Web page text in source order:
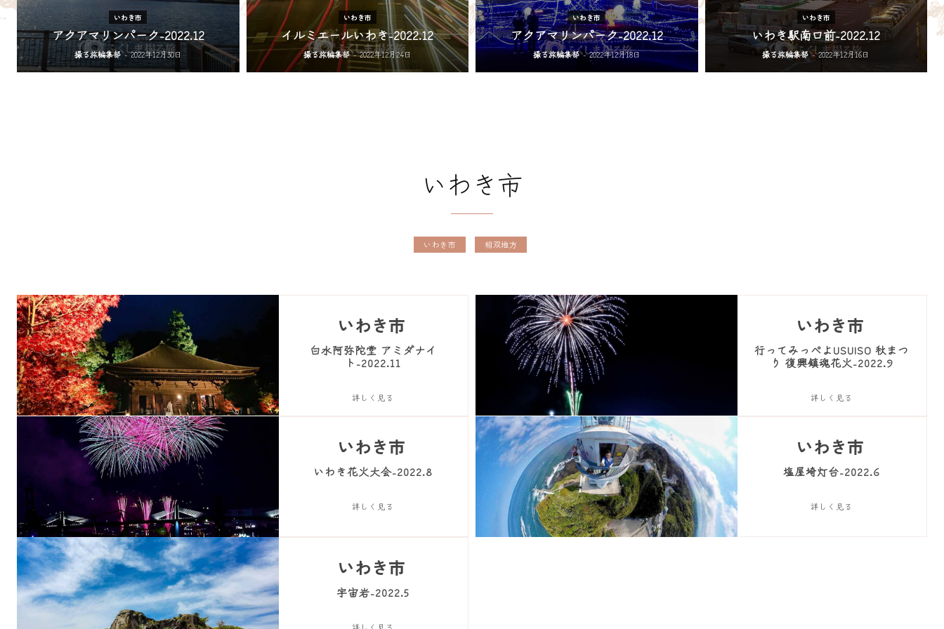
いわき市
アクアマリンパーク-2022.12
撮る旅編集部 - 2022年12月30日
いわき市
イルミエールいわき-2022.12
撮る旅編集部 - 2022年12月24日
いわき市
アクアマリンパーク-2022.12
撮る旅編集部 - 2022年12月18日
いわき市
いわき駅南口前-2022.12
撮る旅編集部 - 2022年12月16日
いわき市
いわき市 相双地方
いわき市
白水阿弥陀堂 アミダナイ
ト-2022.11
詳しく見る
いわき市
行ってみっぺよUSUISO 秋まつ
り 復興鎮魂花火-2022.9
詳しく見る
いわき市
いわき花火大会-2022.8
詳しく見る
いわき市
塩屋埼灯台-2022.6
詳しく見る
いわき市
宇宙岩-2022.5